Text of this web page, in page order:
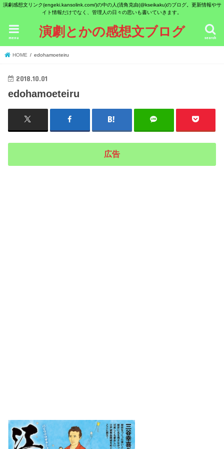
演劇感想文リンク(engeki.kansolink.com/)の中の人(清角克由(@kseikaku)のブログ。更新情報やサ
イト情報だけでなく、管理人の日々の思いも書いていきます。
演劇とかの感想文ブログ search
menu
HOME edohamoeteiru
2018.10.01
edohamoeteiru
広告